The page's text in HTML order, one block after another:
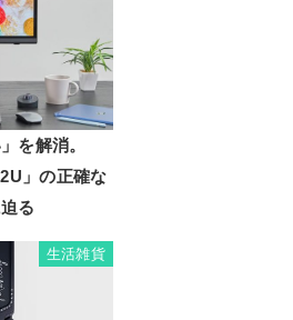
を解消。
」の正確な
る
生活雑貨